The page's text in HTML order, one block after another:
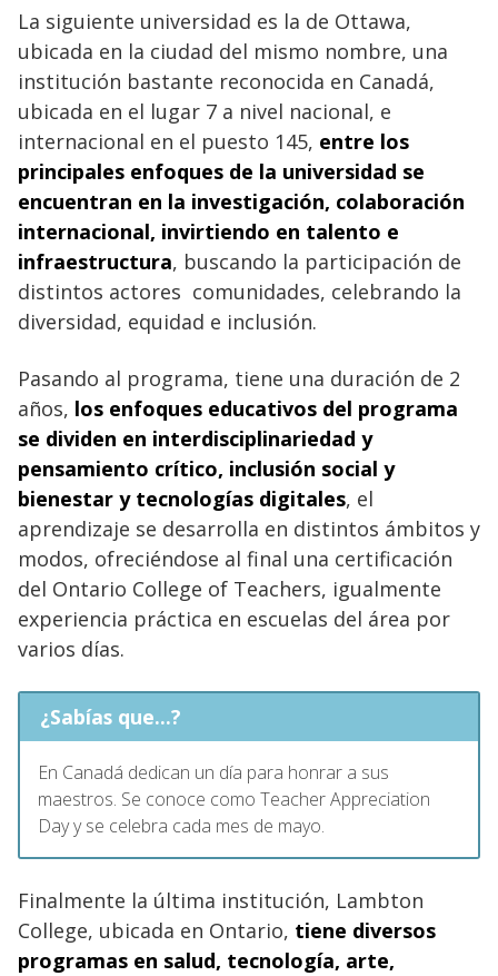
La siguiente universidad es la de Ottawa,
ubicada en la ciudad del mismo nombre, una
institución bastante reconocida en Canadá,
ubicada en el lugar 7 a nivel nacional, e
internacional en el puesto 145, entre los
principales enfoques de la universidad se
encuentran en la investigación, colaboración
internacional, invirtiendo en talento e
infraestructura, buscando la participación de
distintos actores comunidades, celebrando la
diversidad, equidad e inclusión.
Pasando al programa, tiene una duración de 2
años, los enfoques educativos del programa
se dividen en interdisciplinariedad y
pensamiento crítico, inclusión social y
bienestar y tecnologías digitales, el
aprendizaje se desarrolla en distintos ámbitos y
modos, ofreciéndose al final una certificación
del Ontario College of Teachers, igualmente
experiencia práctica en escuelas del área por
varios días.
¿Sabías que...?
En Canadá dedican un día para honrar a sus
maestros. Se conoce como Teacher Appreciation
Day y se celebra cada mes de mayo.
Finalmente la última institución, Lambton
College, ubicada en Ontario, tiene diversos
programas en salud, tecnología, arte,